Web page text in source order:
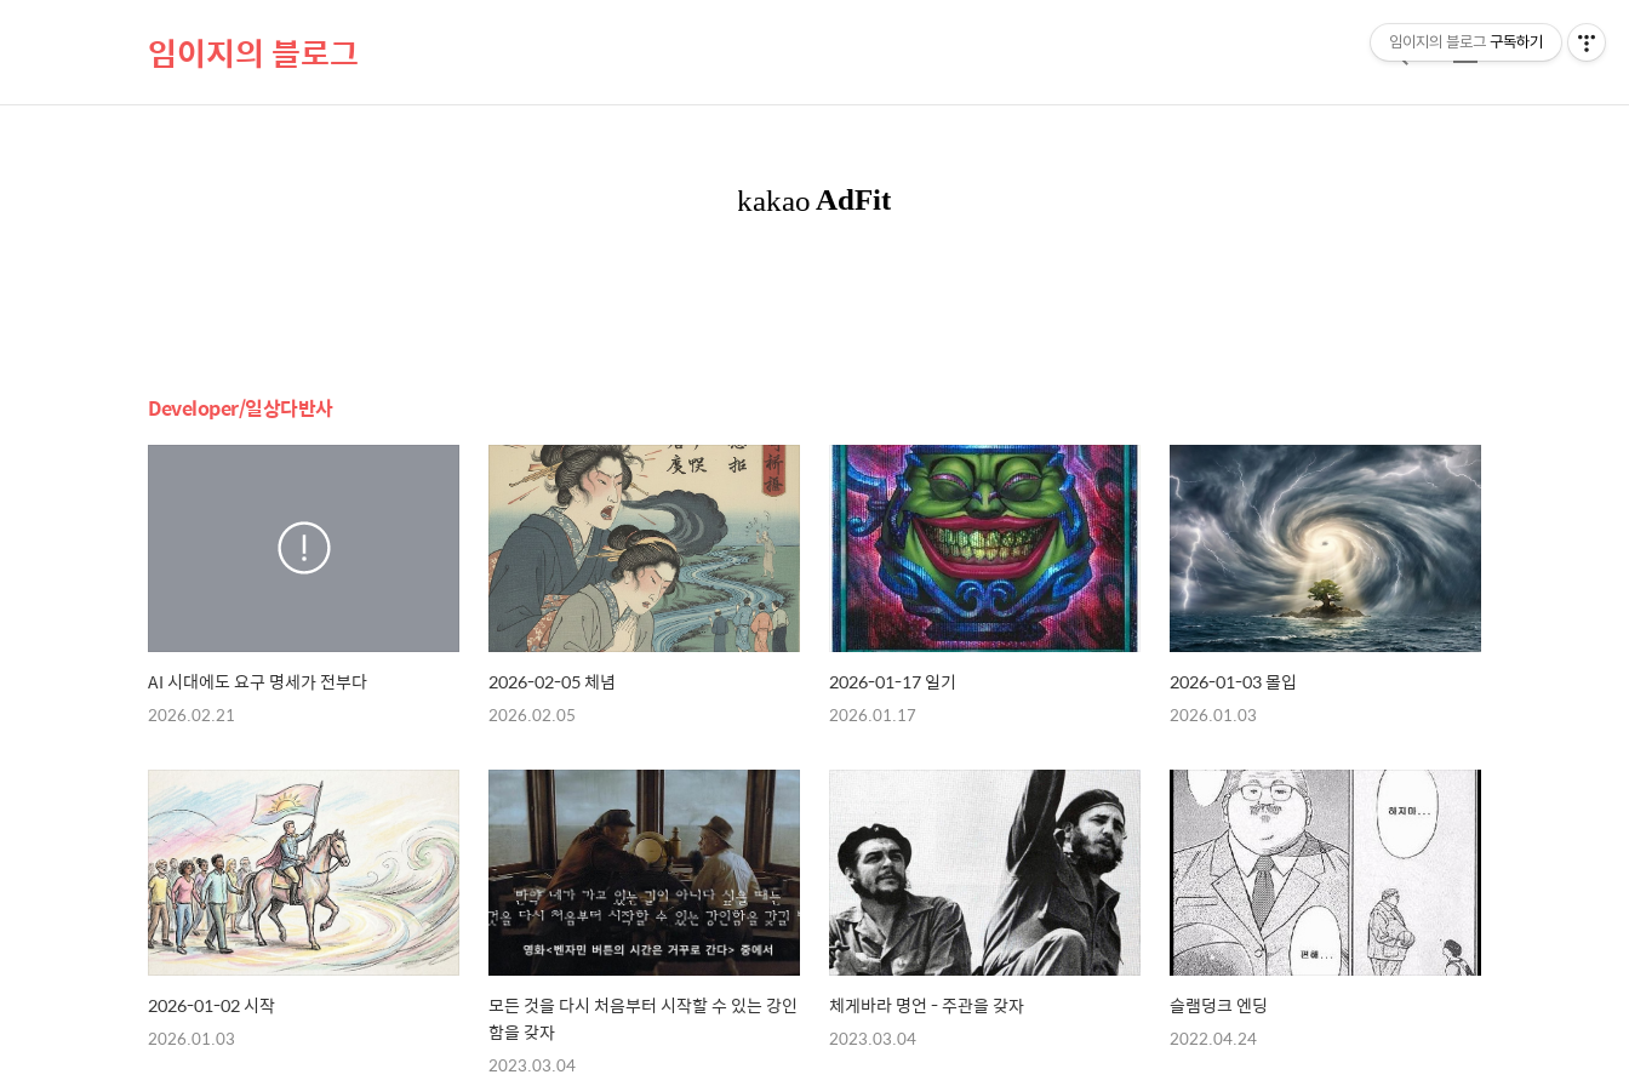
임이지의 블로그
검
메
Developer/일상다반사
AI 시대에도 요구 명세가 전부다
2026.02.21
2026-02-05 체념
2026.02.05
2026-01-17 일기
2026.01.17
2026-01-03 몰입
2026.01.03
2026-01-02 시작
2026.01.03
모든 것을 다시 처음부터 시작할 수 있는 강인
함을 갖자
2023.03.04
체게바라 명언 - 주관을 갖자
2023.03.04
슬램덩크 엔딩
2022.04.24
임이지의 블로그 구독하기